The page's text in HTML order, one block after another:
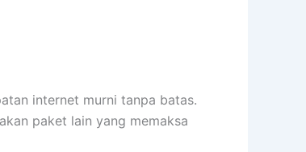
internet murni tanpa batas.
paket lain yang memaksa